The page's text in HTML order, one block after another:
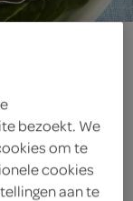
en
bezoekt. We
om te
cookies
aan te